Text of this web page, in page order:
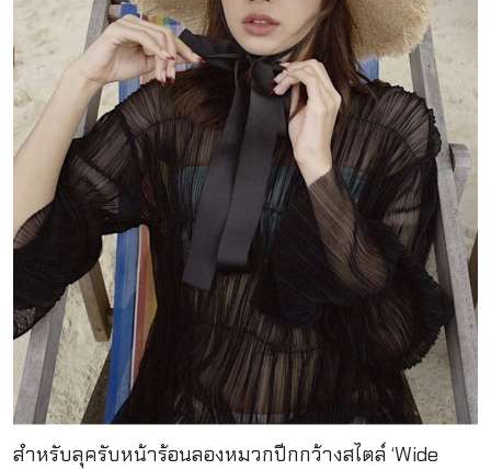
สำหรับลุครับหน้าร้อนลองหมวกปีกกว้างสไตล์ ‘Wide